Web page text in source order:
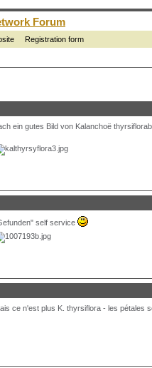
Forum
Registration form
ein gutes Bild von Kalanchoë
self service
ce n'est plus K. thyrsiflora - les pétales